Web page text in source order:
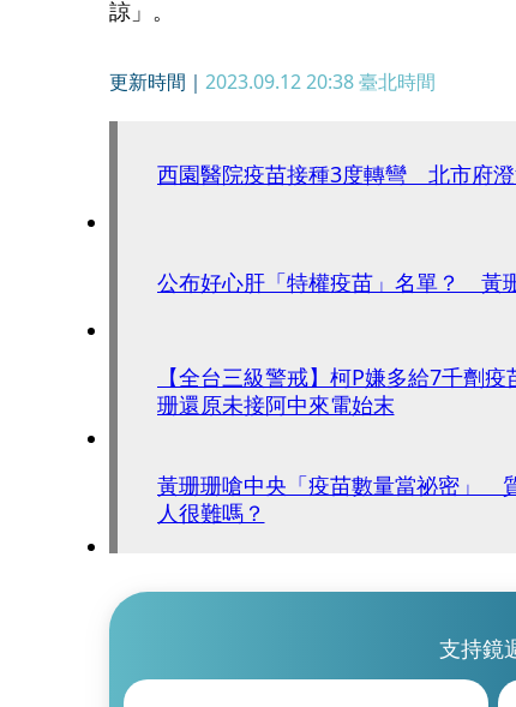
諒」。
更新時間｜ 2023.09.12 20:38臺北時間
西園醫院疫苗接種3度轉彎 北市府澄
公布好心肝「特權疫苗」名單？ 黃
【全台三級警戒】柯P嫌多給7千劑
珊還原未接阿中來電始末
黃珊珊嗆中央「疫苗數量當祕密」
人很難嗎？
支持鏡